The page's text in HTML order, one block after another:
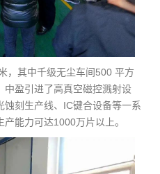
，其中千级无尘车间500 平方
中盈引进了高真空磁控溅射设
刻生产线、IC键合设备等一系
能力可达1000万片以上。